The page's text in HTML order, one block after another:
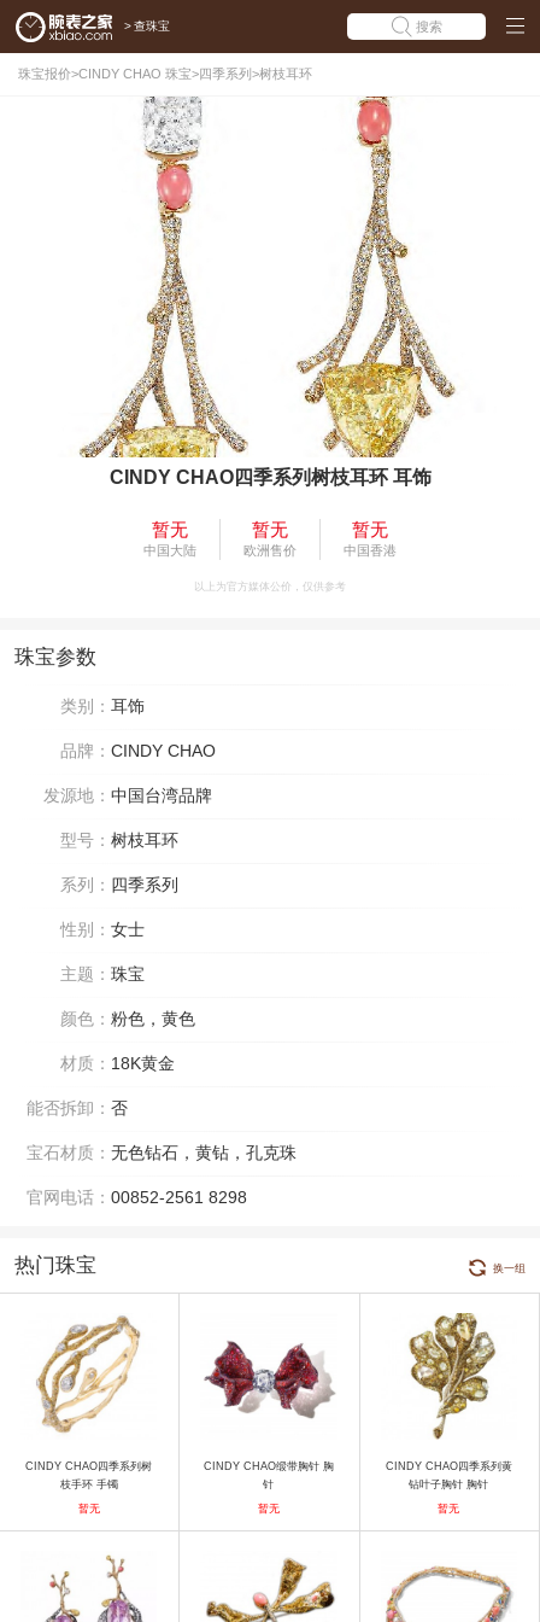
> 查珠宝 搜索
珠宝报价>CINDY CHAO 珠宝>四季系列 >树枝耳环
CINDY CHAO四季系列树枝耳环 耳饰
暂无
中国大陆
暂无
欧洲售价
暂无
中国香港
以上为官方媒体公价，仅供参考
珠宝参数
类别： 耳饰
品牌： CINDY CHAO
发源地： 中国台湾品牌
型号： 树枝耳环
系列： 四季系列
性别： 女士
主题： 珠宝
颜色： 粉色，黄色
材质： 18K黄金
能否拆卸： 否
宝石材质： 无色钻石，黄钻，孔克珠
官网电话： 00852-2561 8298
热门珠宝 换一组
CINDY CHAO四季系列树
枝手环 手镯
暂无
CINDY CHAO缎带胸针 胸
针
暂无
CINDY CHAO四季系列黄
钻叶子胸针 胸针
暂无